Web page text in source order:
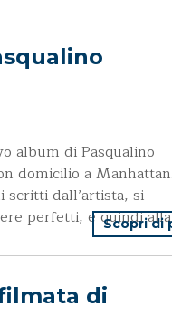
album di Pasqualino
domicilio a
dall’artista, si
perfetti, e quindi
Scopri di
di